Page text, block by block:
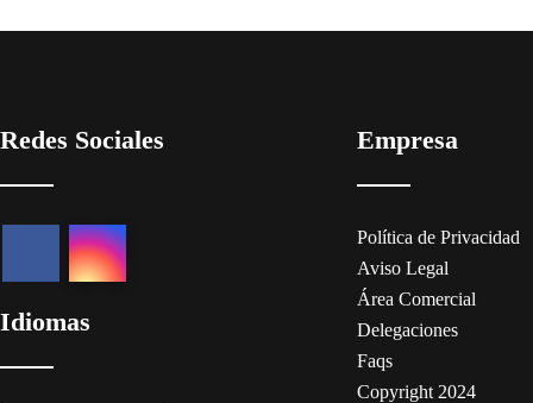
Redes Sociales
Idiomas
Empresa
Política de Privacidad
Aviso Legal
Área Comercial
Delegaciones
Faqs
Copyright 2024